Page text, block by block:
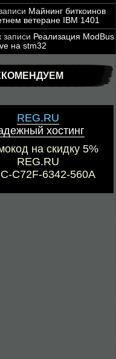
Майнинг биткоинов
ветеране IBM 1401
записи Реализация ModBus
на stm32
REG.RU
хостинг
на скидку 5%
REG.RU
C72F-6342-560A